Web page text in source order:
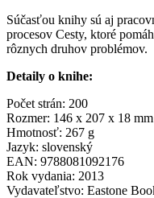
Súčasťou knihy sú aj
procesov Cesty, ktoré
rôznych druhov problémov.
Detaily o knihe:
Počet strán: 200
Rozmer: 146 x 207 x 18 mm
Hmotnosť: 267 g
Jazyk: slovenský
EAN: 9788081092176
Rok vydania: 2013
Vydavateľstvo: Eastone